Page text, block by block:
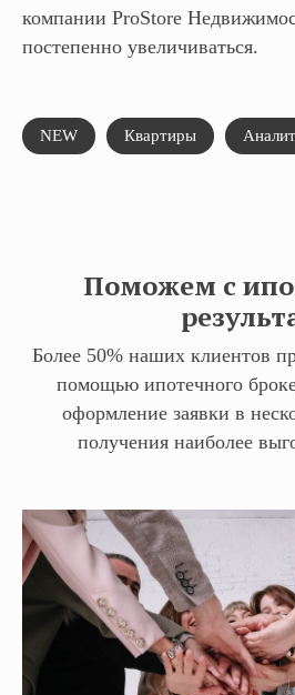
компании ProStore
постепенно увеличиваться.
NEW Квартиры
Поможем с
Более 50% наших клиентов
помощью ипотечного
оформление заявки в
получения наиболее